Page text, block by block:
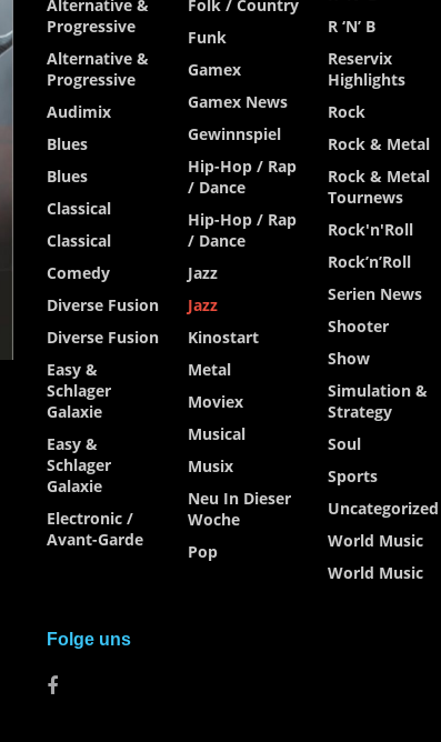
Alternative &
Progressive
Alternative &
Progressive
Audimix
Blues
Blues
Classical
Classical
Comedy
Diverse Fusion
Diverse Fusion
Easy &
Schlager
Galaxie
Easy &
Schlager
Galaxie
Electronic /
Avant-Garde
Folk / Country
Funk
Gamex
Gamex News
Gewinnspiel
Hip-Hop / Rap
/ Dance
Hip-Hop / Rap
/ Dance
Jazz
Jazz
Kinostart
Metal
Moviex
Musical
Musix
Neu In Dieser
Woche
Pop
R ‘n’ B
Reservix
Highlights
Rock
Rock & Metal
Rock & Metal
Tournews
Rock'n'Roll
Rock’n’Roll
Serien News
Shooter
Show
Simulation &
Strategy
Soul
Sports
Uncategorized
World Music
World Music
Folge uns